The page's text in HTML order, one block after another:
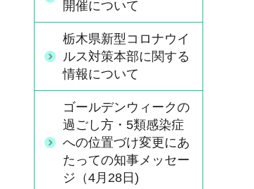
開催について
栃木県新型コロナウイ
ルス対策本部に関する
情報について
ゴールデンウィークの
過ごし方・5類感染症
への位置づけ変更にあ
たっての知事メッセー
ジ（4月28日)